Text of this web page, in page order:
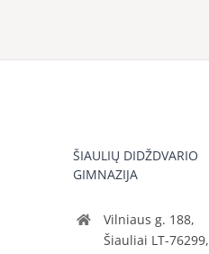
ŠIAULIŲ DIDŽDVARIO
GIMNAZIJA
Vilniaus g. 188,
Šiauliai LT-76299,